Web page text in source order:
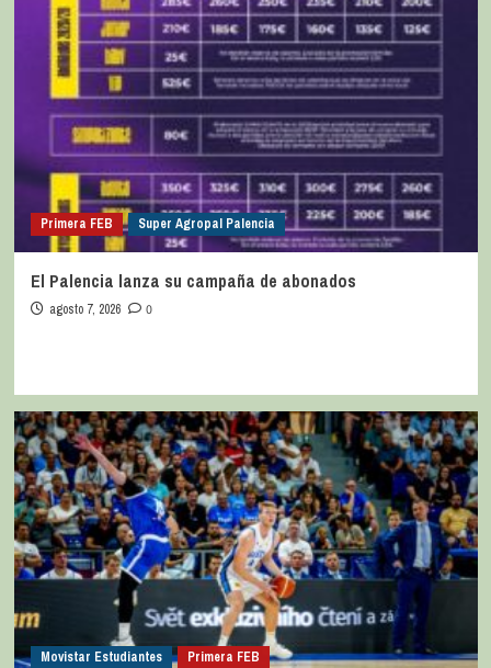
Primera FEB Super Agropal Palencia
El Palencia lanza su campaña de abonados
agosto 7, 2026 0
Movistar Estudiantes Primera FEB